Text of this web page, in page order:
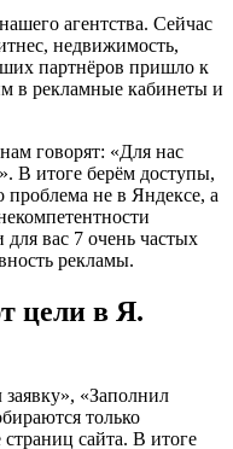
агентства. Сейчас
недвижимость,
партнёров пришло к
в рекламные кабинеты и
говорят: «Для нас
В итоге берём доступы,
проблема не в Яндексе, а
вас 7 очень частых
рекламы.
цели в Я.
«Заполнил
только
сайта. В итоге